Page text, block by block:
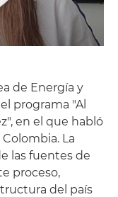
de Energía y
programa "Al
en el que habló
La
las fuentes de
proceso,
del país